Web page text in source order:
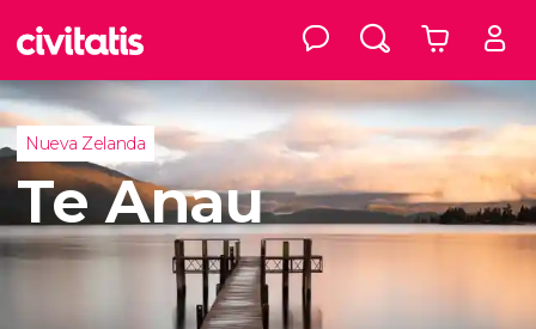
Nueva Zelanda
Te Anau